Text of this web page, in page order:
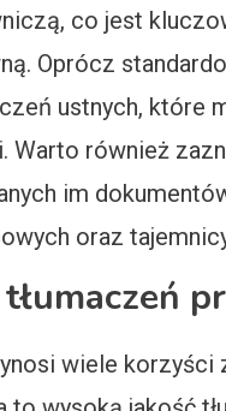
co jest
Oprócz
ustnych, które
również
im
oraz
wiele